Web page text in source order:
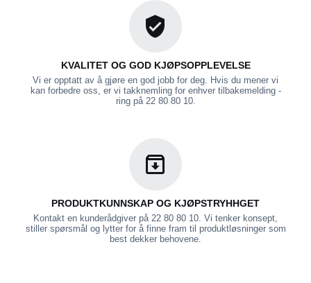
KVALITET OG GOD KJØPSOPPLEVELSE
Vi er opptatt av å gjøre en god jobb for deg. Hvis du mener vi
kan forbedre oss, er vi takknemling for enhver tilbakemelding -
ring på 22 80 80 10.
PRODUKTKUNNSKAP OG KJØPSTRYHHGET
Kontakt en kunderådgiver på 22 80 80 10. Vi tenker konsept,
stiller spørsmål og lytter for å finne fram til produktløsninger som
best dekker behovene.